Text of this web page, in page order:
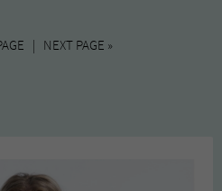
| NEXT PAGE »